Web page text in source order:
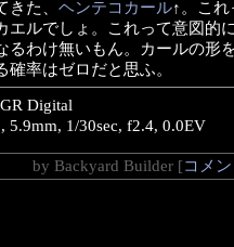
きた、 ヘンテコカール↑。こ
エルでしょ。これって意図的
るわけ無いもん。カールの形
確率はゼロだと思ふ。
Digital
5.9mm, 1/30sec, f2.4, 0.0EV
by Backyard Builder [コメ